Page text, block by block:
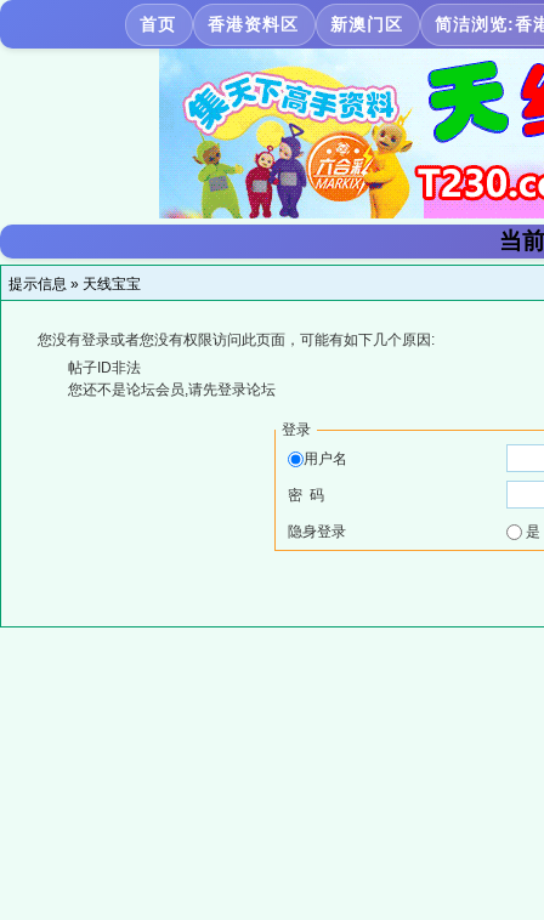
首页 香港资料区 新澳门区 简洁浏览:香
当
提示信息 » 天线宝宝
您没有登录或者您没有权限访问此页面，可能有如下几个原因:
帖子ID非法
您还不是论坛会员,请先登录论坛
登录
用户名
密 码
隐身登录